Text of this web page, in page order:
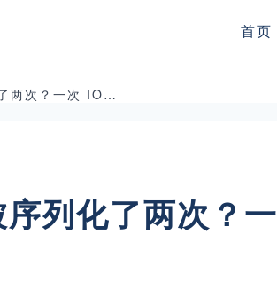
首页
URL 参数为什么被序列化了两次？一次 IOS 与浏览器标准差异的排查
列化了两次？